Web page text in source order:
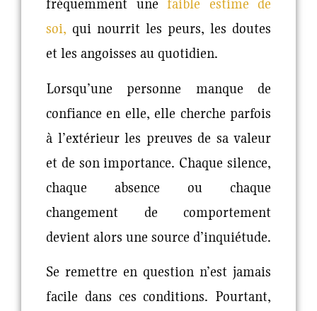
fréquemment une faible estime de
soi, qui nourrit les peurs, les doutes
et les angoisses au quotidien.
Lorsqu’une personne manque de
confiance en elle, elle cherche parfois
à l’extérieur les preuves de sa valeur
et de son importance. Chaque silence,
chaque absence ou chaque
changement de comportement
devient alors une source d’inquiétude.
Se remettre en question n’est jamais
facile dans ces conditions. Pourtant,